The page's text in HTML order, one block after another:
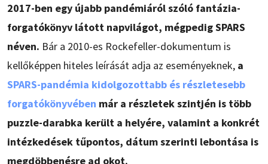
2017-ben egy újabb pandémiáról szóló fantázia-
forgatókönyv látott napvilágot, mégpedig SPARS
néven. Bár a 2010-es Rockefeller-dokumentum is
kellőképpen hiteles leírását adja az eseményeknek, a
SPARS-pandémia kidolgozottabb és részletesebb
forgatókönyvében már a részletek szintjén is több
puzzle-darabka került a helyére, valamint a konkrét
intézkedések tűpontos, dátum szerinti lebontása is
megdöbbenésre ad okot.